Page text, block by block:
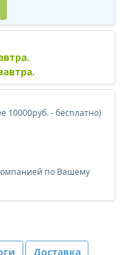
10000руб. - бесплатно)
по Вашему
Доставка